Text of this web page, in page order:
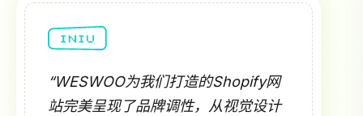
“WESWOO为我们打造的Shopify网
站完美呈现了品牌调性，从视觉设计